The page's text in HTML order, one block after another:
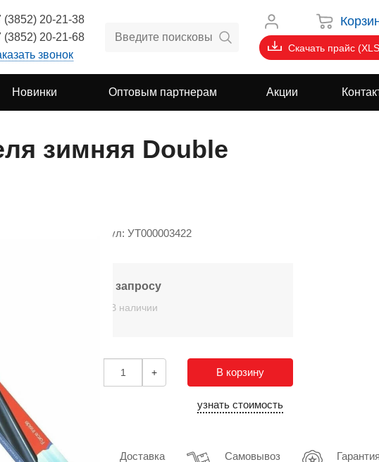
(3852) 20-21-38
(3852) 20-21-68
звонок
Скачать прайс
Новинки Оптовым партнерам Акции
зимняя Double
Артикул: УТ000003422
По запросу
В наличии
+ В корзину
узнать стоимость
Доставка
Самовывоз
Гарантия